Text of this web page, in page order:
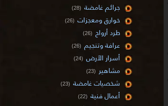
جرائم غامضة (28)
خوارق ومعجزات (26)
طرد أرواح (26)
عرافة وتنجيم (26)
أسرار الأرض (24)
مشاهير (23)
شخصيات غامضة (23)
أعمال فنية (22)